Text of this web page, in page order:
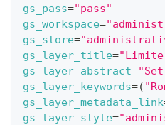
gs_pass="pass"
gs_workspace=
gs_store=
gs_layer_title=
gs_layer_abstract=
gs_layer_keywords=(
gs_layer_metadata_link
gs_layer_style=